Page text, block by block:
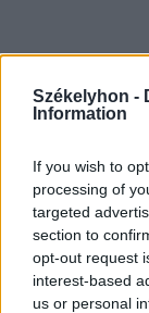
Székelyhon -
Information
If you wish to
processing of
targeted
section to
opt-out request
interest-based
us or personal